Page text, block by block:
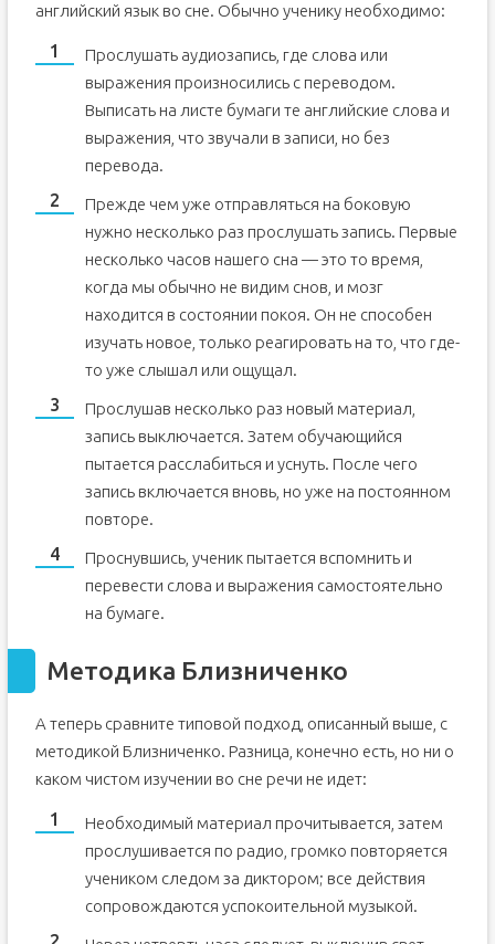
английский язык во сне. Обычно ученику необходимо:
Прослушать аудиозапись, где слова или
выражения произносились с переводом.
Выписать на листе бумаги те английские слова и
выражения, что звучали в записи, но без
перевода.
Прежде чем уже отправляться на боковую
нужно несколько раз прослушать запись. Первые
несколько часов нашего сна — это то время,
когда мы обычно не видим снов, и мозг
находится в состоянии покоя. Он не способен
изучать новое, только реагировать на то, что где-
то уже слышал или ощущал.
Прослушав несколько раз новый материал,
запись выключается. Затем обучающийся
пытается расслабиться и уснуть. После чего
запись включается вновь, но уже на постоянном
повторе.
Проснувшись, ученик пытается вспомнить и
перевести слова и выражения самостоятельно
на бумаге.
Методика Близниченко
А теперь сравните типовой подход, описанный выше, с
методикой Близниченко. Разница, конечно есть, но ни о
каком чистом изучении во сне речи не идет:
Необходимый материал прочитывается, затем
прослушивается по радио, громко повторяется
учеником следом за диктором; все действия
сопровождаются успокоительной музыкой.